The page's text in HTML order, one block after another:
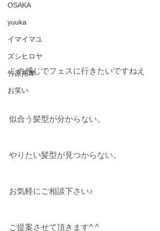
OSAKA
yuuka
イマイマユ
ズシヒロヤ
竹原拓摩
お笑い
この感じでフェスに行きたいですねえ
似合う髪型が分からない。
やりたい髪型が見つからない。
お気軽にご相談下さい♪
ご提案させて頂きます^ ^